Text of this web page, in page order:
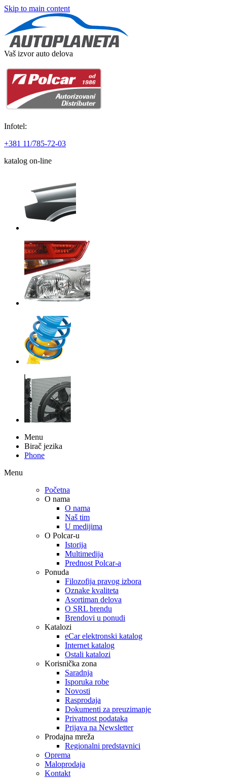
Skip to main content
Vaš izvor auto delova
Infotel:
+381 11/785-72-03
katalog on-line
Menu
Birač jezika
Phone
Menu
Početna
O nama
O nama
Naš tim
U medijima
O Polcar-u
Istorija
Multimedija
Prednost Polcar-a
Ponuda
Filozofija pravog izbora
Oznake kvaliteta
Asortiman delova
O SRL brendu
Brendovi u ponudi
Katalozi
eCar elektronski katalog
Internet katalog
Ostali katalozi
Korisnička zona
Saradnja
Isporuka robe
Novosti
Rasprodaja
Dokumenti za preuzimanje
Privatnost podataka
Prijava na Newsletter
Prodajna mreža
Regionalni predstavnici
Oprema
Maloprodaja
Kontakt